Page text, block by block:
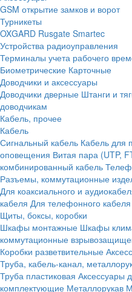
GSM открытие замков и ворот
Турникеты
OXGARD Rusgate Smartec
Устройства радиоуправления
Терминалы учета рабочего
Биометрические Карточные
Доводчики и аксессуары
Доводчики дверные Штанги и
доводчикам
Кабель, прочее
Кабель
Сигнальный кабель Кабель для
оповещения Витая пара (UTP,
комбинированный кабель
Разъемы, коммутационные
Для коаксиального и
кабеля Для телефонного кабеля
Щиты, боксы, коробки
Шкафы монтажные Шкафы
коммутационные
Коробки разветвительные
Труба, кабель-канал,
Труба пластиковая Аксессуары
комплектующие Металлорукав